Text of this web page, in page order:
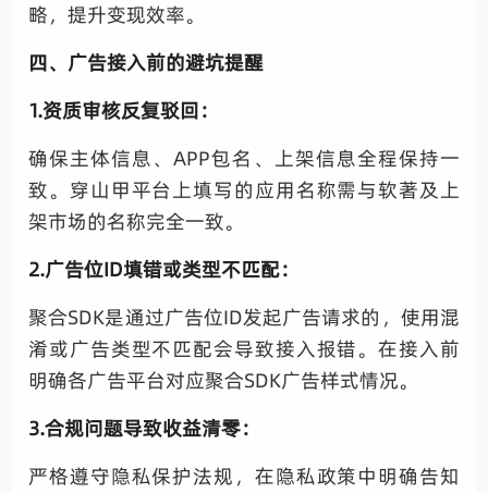
略，提升变现效率。
四、广告接入前的避坑提醒
1.资质审核反复驳回：
确保主体信息、APP包名、上架信息全程保持一
致。穿山甲平台上填写的应用名称需与软著及上
架市场的名称完全一致。
2.广告位ID填错或类型不匹配：
聚合SDK是通过广告位ID发起广告请求的，使用混
淆或广告类型不匹配会导致接入报错。在接入前
明确各广告平台对应聚合SDK广告样式情况。
3.合规问题导致收益清零：
严格遵守隐私保护法规，在隐私政策中明确告知